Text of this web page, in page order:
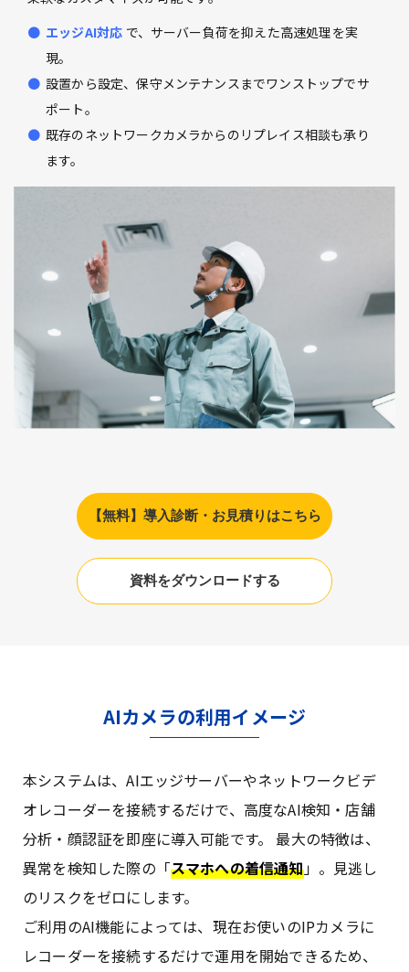
エッジAI対応 で、サーバー負荷を抑えた高速処理を実
現。
設置から設定、保守メンテナンスまでワンストップでサ
ポート。
既存のネットワークカメラからのリプレイス相談も承り
ます。
【無料】導入診断・お見積りはこちら
資料をダウンロードする
AIカメラの利用イメージ
本システムは、AIエッジサーバーやネットワークビデ
オレコーダーを接続するだけで、高度なAI検知・店舗
分析・顔認証を即座に導入可能です。 最大の特徴は、
異常を検知した際の「スマホへの着信通知」。見逃し
のリスクをゼロにします。
ご利用のAI機能によっては、現在お使いのIPカメラに
レコーダーを接続するだけで運用を開始できるため、